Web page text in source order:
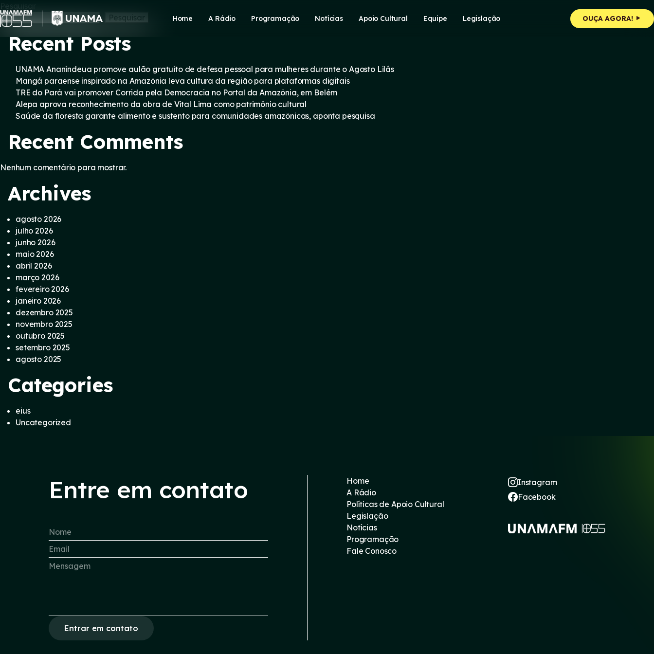
Skip
to
content
Home A Rádio Programação Notícias Apoio Cultural Equipe Legislação OUÇA AGORA!
Pesquisar
Pesquisar
Recent Posts
UNAMA Ananindeua promove aulão gratuito de defesa pessoal para mulheres durante o Agosto Lilás
Mangá paraense inspirado na Amazônia leva cultura da região para plataformas digitais
TRE do Pará vai promover Corrida pela Democracia no Portal da Amazônia, em Belém
Alepa aprova reconhecimento da obra de Vital Lima como patrimônio cultural
Saúde da floresta garante alimento e sustento para comunidades amazônicas, aponta pesquisa
Recent Comments
Nenhum comentário para mostrar.
Archives
agosto 2026
julho 2026
junho 2026
maio 2026
abril 2026
março 2026
fevereiro 2026
janeiro 2026
dezembro 2025
novembro 2025
outubro 2025
setembro 2025
agosto 2025
Categories
eius
Uncategorized
Entre em contato
Entrar em contato
Home
A Rádio
Políticas de Apoio Cultural
Legislação
Notícias
Programação
Fale Conosco
Instagram
Facebook